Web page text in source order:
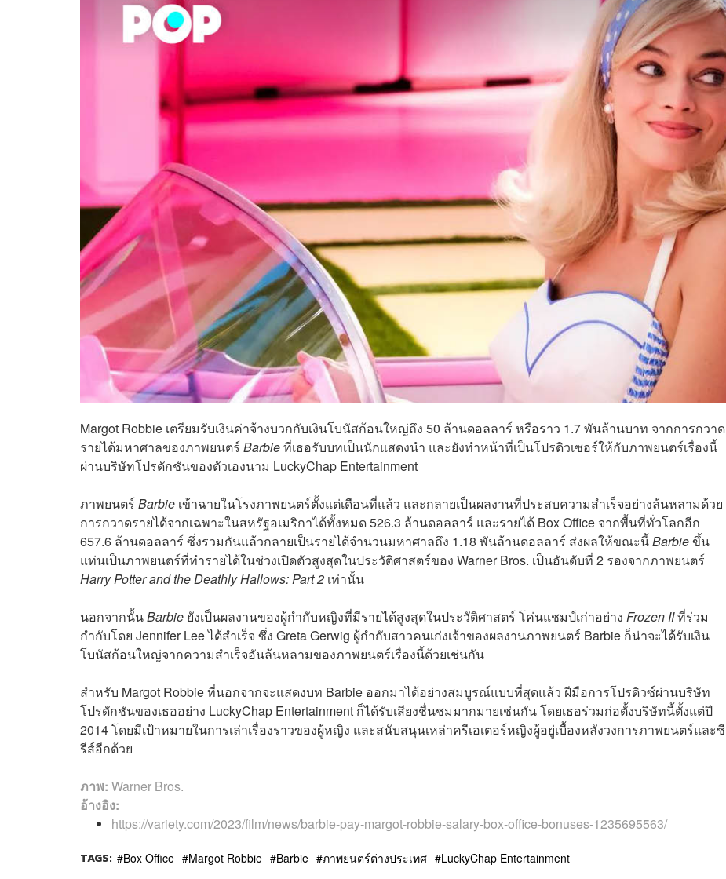
Margot Robbie เตรียมรับเงินค่าจ้างบวกกับเงินโบนัสก้อนใหญ่ถึง 50 ล้านดอลลาร์ หรือราว 1.7 พันล้านบาท จากการกวาด
รายได้มหาศาลของภาพยนตร์ Barbieที่เธอรับบทเป็นนักแสดงนำ และยังทำหน้าที่เป็นโปรดิวเซอร์ให้กับภาพยนตร์เรื่องนี้
ผ่านบริษัทโปรดักชันของตัวเองนาม LuckyChap Entertainment
ภาพยนตร์ Barbie เข้าฉายในโรงภาพยนตร์ตั้งแต่เดือนที่แล้ว และกลายเป็นผลงานที่ประสบความสำเร็จอย่างล้นหลามด้วย
การกวาดรายได้จากเฉพาะในสหรัฐอเมริกาได้ทั้งหมด 526.3 ล้านดอลลาร์ และรายได้ Box Office จากพื้นที่ทั่วโลกอีก
657.6 ล้านดอลลาร์ ซึ่งรวมกันแล้วกลายเป็นรายได้จำนวนมหาศาลถึง 1.18 พันล้านดอลลาร์ ส่งผลให้ขณะนี้Barbieขึ้น
แท่นเป็นภาพยนตร์ที่ทำรายได้ในช่วงเปิดตัวสูงสุดในประวัติศาสตร์ของ Warner Bros. เป็นอันดับที่ 2 รองจากภาพยนตร์
Harry Potter and the Deathly Hallows: Part 2 เท่านั้น
นอกจากนั้นBarbie ยังเป็นผลงานของผู้กำกับหญิงที่มีรายได้สูงสุดในประวัติศาสตร์ โค่นแชมป์เก่าอย่าง Frozen IIที่ร่วม
กำกับโดย Jennifer Lee ได้สำเร็จ ซึ่ง Greta Gerwig ผู้กำกับสาวคนเก่งเจ้าของผลงานภาพยนตร์ Barbie ก็น่าจะได้รับเงิน
โบนัสก้อนใหญ่จากความสำเร็จอันล้นหลามของภาพยนตร์เรื่องนี้ด้วยเช่นกัน
สำหรับ Margot Robbie ที่นอกจากจะแสดงบท Barbie ออกมาได้อย่างสมบูรณ์แบบที่สุดแล้ว ฝีมือการโปรดิวซ์ผ่านบริษัท
โปรดักชันของเธออย่าง LuckyChap Entertainment ก็ได้รับเสียงชื่นชมมากมายเช่นกัน โดยเธอร่วมก่อตั้งบริษัทนี้ตั้งแต่ปี
2014 โดยมีเป้าหมายในการเล่าเรื่องราวของผู้หญิง และสนับสนุนเหล่าครีเอเตอร์หญิงผู้อยู่เบื้องหลังวงการภาพยนตร์และซี
รีส์อีกด้วย
ภาพ: Warner Bros.
อ้างอิง:
https://variety.com/2023/film/news/barbie-pay-margot-robbie-salary-box-office-bonuses-1235695563/
TAGS: Box Office Margot Robbie Barbie ภาพยนตร์ต่างประเทศ LuckyChap Entertainment